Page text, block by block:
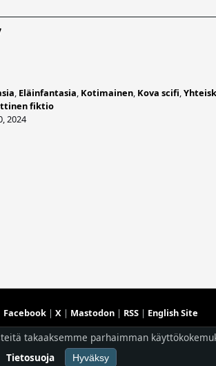
, Eläinfantasia, Kotimainen, Kova scifi,
fiktio
2024
Facebook| X| Mastodon| RSS| English Site
tarjoaaPlaneetta Internet Oy
Risingshadow. Kaikki oikeudet pidätetään.
takaaksemme parhaimman
Tietosuoja
Hyväksy